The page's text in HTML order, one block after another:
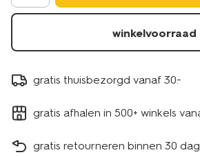
winkelvoorraad
gratis thuisbezorgd vanaf 30.-
gratis afhalen in 500+ winkels
gratis retourneren binnen 30